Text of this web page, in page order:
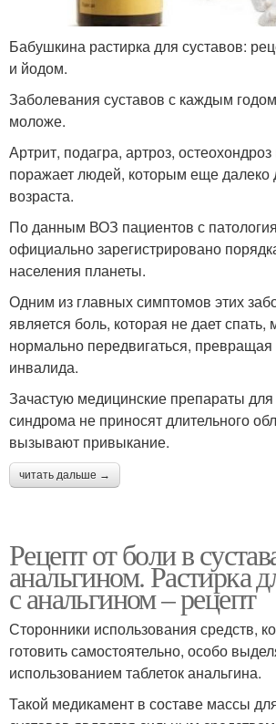
Бабушкина растирка для суставов:
и йодом.
Заболевания суставов с каждым
моложе.
Артрит, подагра, артроз,
поражает людей, которым еще далеко
возраста.
По данным ВОЗ пациентов с
официально зарегистрировано
населения планеты.
Одним из главных симптомов этих
является боль, которая не дает спать,
нормально передвигаться, превращая
инвалида.
Зачастую медицинские препараты для
синдрома не приносят длительного
вызывают привыкание.
читать дальше →
Рецепт от боли в
анальгином. Растирка
с анальгином – рецепт
Сторонники использования средств,
готовить самостоятельно, особо
использованием таблеток анальгина.
Такой медикамент в составе массы